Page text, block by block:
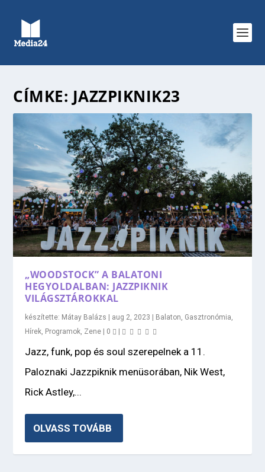
CÍMKE: JAZZPIKNIK23
„WOODSTOCK” A BALATONI
HEGYOLDALBAN: JAZZPIKNIK
VILÁGSZTÁROKKAL
készítette: Mátay Balázs | aug 2, 2023 | Balaton Gasztronómia
Hírek Programok Zene | 0 |
Jazz, funk, pop és soul szerepelnek a 11.
Paloznaki Jazzpiknik menüsorában, Nik West,
Rick Astley,...
OLVASS TOVÁBB